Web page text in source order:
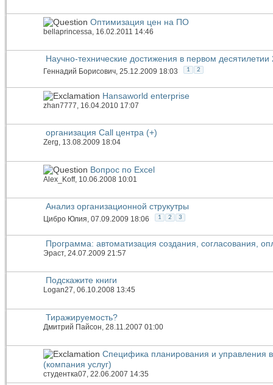
Оптимизация цен на ПО
bellaprincessa, 16.02.2011 14:46
Научно-технические достижения в первом десятилетии
Геннадий Борисович, 25.12.2009 18:03 1 2
Hansaworld enterprise
zhan7777, 16.04.2010 17:07
организация Call центра (+)
Zerg, 13.08.2009 18:04
Вопрос по Excel
Alex_Koff, 10.06.2008 10:01
Анализ организационной струкутры
Цибро Юлия, 07.09.2009 18:06 1 2 3
Программа: автоматизация создания, согласования,
Эраст, 24.07.2009 21:57
Подскажите книги
Logan27, 06.10.2008 13:45
Тиражируемость?
Дмитрий Пайсон , 28.11.2007 01:00
Специфика планирования и управления
(компания услуг)
студентка07, 22.06.2007 14:35